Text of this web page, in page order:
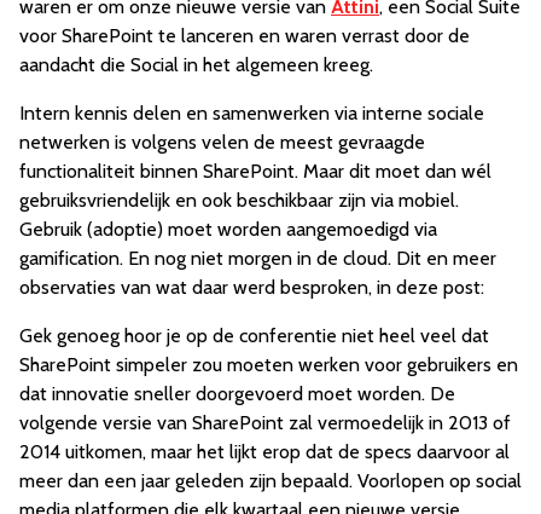
waren er om onze nieuwe versie van Attini, een Social Suite
voor SharePoint te lanceren en waren verrast door de
aandacht die Social in het algemeen kreeg.
Intern kennis delen en samenwerken via interne sociale
netwerken is volgens velen de meest gevraagde
functionaliteit binnen SharePoint. Maar dit moet dan wél
gebruiksvriendelijk en ook beschikbaar zijn via mobiel.
Gebruik (adoptie) moet worden aangemoedigd via
gamification. En nog niet morgen in de cloud. Dit en meer
observaties van wat daar werd besproken, in deze post:
Gek genoeg hoor je op de conferentie niet heel veel dat
SharePoint simpeler zou moeten werken voor gebruikers en
dat innovatie sneller doorgevoerd moet worden. De
volgende versie van SharePoint zal vermoedelijk in 2013 of
2014 uitkomen, maar het lijkt erop dat de specs daarvoor al
meer dan een jaar geleden zijn bepaald. Voorlopen op social